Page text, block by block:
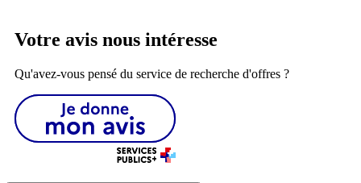
Votre avis nous intéresse
Qu'avez-vous pensé du service de recherche d'offres ?